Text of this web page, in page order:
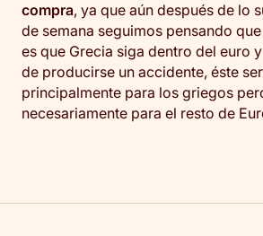
compra, ya que aún después de lo
de semana seguimos pensando
es que Grecia siga dentro del euro
de producirse un accidente, éste
principalmente para los griegos
necesariamente para el resto de